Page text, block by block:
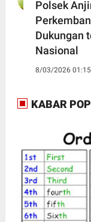
Polsek
Dukungan
Nasional
8/03/2026
KABAR